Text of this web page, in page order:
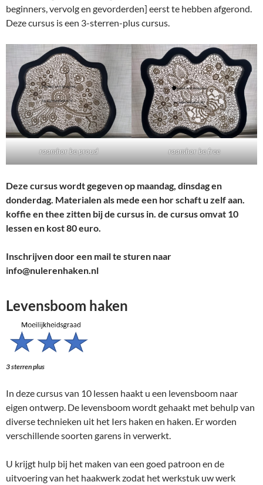
beginners, vervolg en gevorderden] eerst te hebben afgerond.
Deze cursus is een 3-sterren-plus cursus.
raamhor be proud raamhor be free
Deze cursus wordt gegeven op maandag, dinsdag en
donderdag. Materialen als mede een hor schaft u zelf aan.
koffie en thee zitten bij de cursus in. de cursus omvat 10
lessen en kost 80 euro.
Inschrijven door een mail te sturen naar
info@nulerenhaken.nl
Levensboom haken
3 sterren plus
In deze cursus van 10 lessen haakt u een levensboom naar
eigen ontwerp. De levensboom wordt gehaakt met behulp van
diverse technieken uit het Iers haken en haken. Er worden
verschillende soorten garens in verwerkt.
U krijgt hulp bij het maken van een goed patroon en de
uitvoering van het haakwerk zodat het werkstuk uw werk